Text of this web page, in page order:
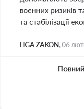
воєнних ризиків
та стабілізації
LIGA ZAKON,06